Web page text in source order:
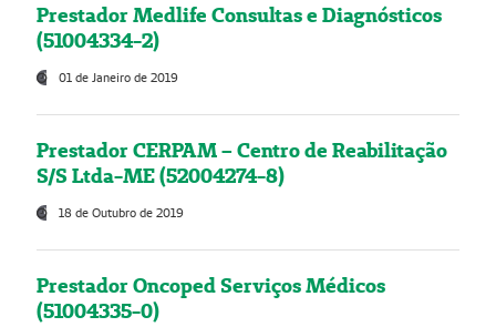
Prestador Medlife Consultas e Diagnósticos
(51004334-2)
01 de Janeiro de 2019
Prestador CERPAM – Centro de Reabilitação
S/S Ltda-ME (52004274-8)
18 de Outubro de 2019
Prestador Oncoped Serviços Médicos
(51004335-0)